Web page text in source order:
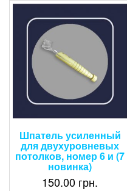
Шпатель усиленный
для двухуровневых
потолков, номер 6 и (7
новинка)
150.00 грн.